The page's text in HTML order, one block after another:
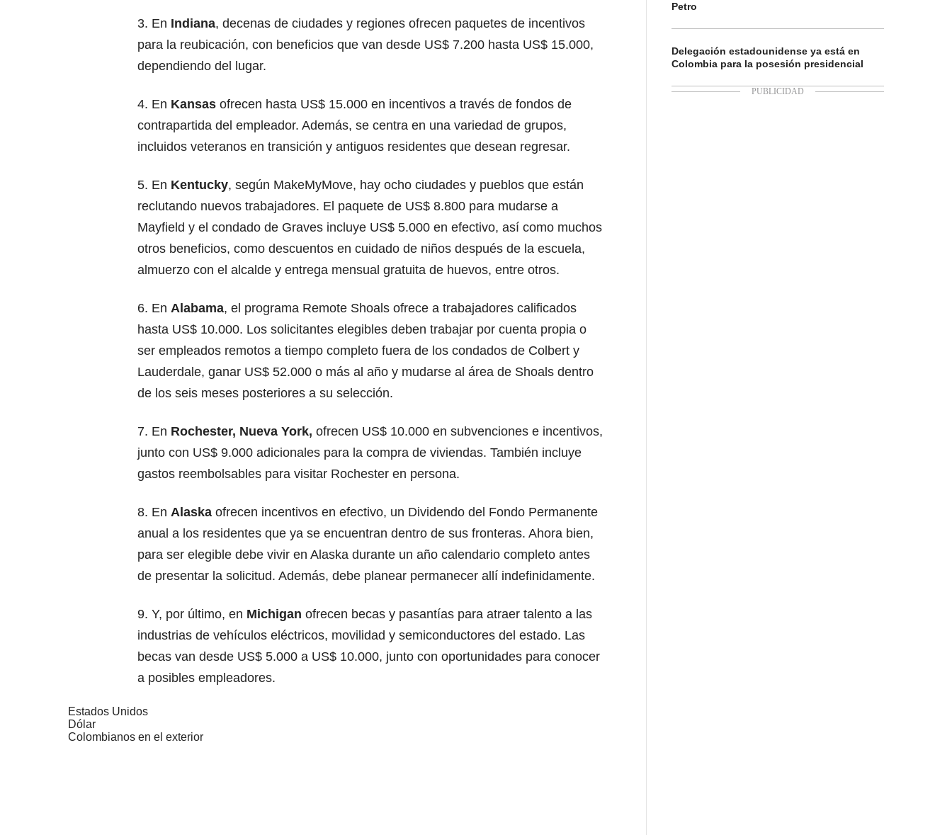
3. En Indiana, decenas de ciudades y regiones ofrecen paquetes de incentivos
para la reubicación, con beneficios que van desde US$ 7.200 hasta US$ 15.000,
dependiendo del lugar.
4. En Kansas ofrecen hasta US$ 15.000 en incentivos a través de fondos de
contrapartida del empleador. Además, se centra en una variedad de grupos,
incluidos veteranos en transición y antiguos residentes que desean regresar.
5. En Kentucky, según MakeMyMove, hay ocho ciudades y pueblos que están
reclutando nuevos trabajadores. El paquete de US$ 8.800 para mudarse a
Mayfield y el condado de Graves incluye US$ 5.000 en efectivo, así como muchos
otros beneficios, como descuentos en cuidado de niños después de la escuela,
almuerzo con el alcalde y entrega mensual gratuita de huevos, entre otros.
6. En Alabama, el programa Remote Shoals ofrece a trabajadores calificados
hasta US$ 10.000. Los solicitantes elegibles deben trabajar por cuenta propia o
ser empleados remotos a tiempo completo fuera de los condados de Colbert y
Lauderdale, ganar US$ 52.000 o más al año y mudarse al área de Shoals dentro
de los seis meses posteriores a su selección.
7. En Rochester, Nueva York, ofrecen US$ 10.000 en subvenciones e incentivos,
junto con US$ 9.000 adicionales para la compra de viviendas. También incluye
gastos reembolsables para visitar Rochester en persona.
8. En Alaska ofrecen incentivos en efectivo, un Dividendo del Fondo Permanente
anual a los residentes que ya se encuentran dentro de sus fronteras. Ahora bien,
para ser elegible debe vivir en Alaska durante un año calendario completo antes
de presentar la solicitud. Además, debe planear permanecer allí indefinidamente.
9. Y, por último, en Michigan ofrecen becas y pasantías para atraer talento a las
industrias de vehículos eléctricos, movilidad y semiconductores del estado. Las
becas van desde US$ 5.000 a US$ 10.000, junto con oportunidades para conocer
a posibles empleadores.
Estados Unidos
Dólar
Colombianos en el exterior
Petro
Delegación estadounidense ya está en
Colombia para la posesión presidencial